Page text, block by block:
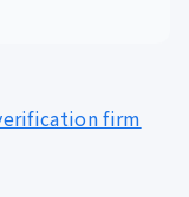
firm